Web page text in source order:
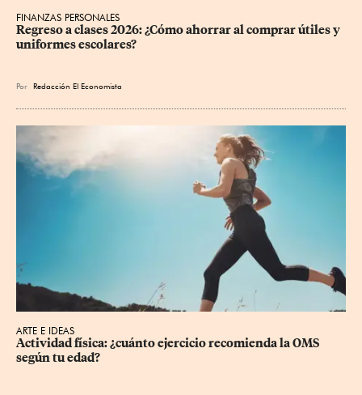
FINANZAS PERSONALES
Regreso a clases 2026: ¿Cómo ahorrar al comprar útiles y
uniformes escolares?
Por Redacción El Economista
ARTE E IDEAS
Actividad física: ¿cuánto ejercicio recomienda la OMS
según tu edad?